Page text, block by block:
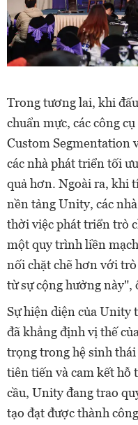
Trong tương lai, khi
chuẩn mực, các công
Custom Segmentation
các nhà phát triển tối
quả hơn. Ngoài ra, khi
nền tảng Unity, các
thời việc phát triển trò
một quy trình liền
nối chặt chẽ hơn với
từ sự cộng hưởng này",
Sự hiện diện của Unity
đã khẳng định vị thế
trọng trong hệ sinh
tiên tiến và cam kết hỗ
cầu, Unity đang trao
tạo đạt được thành